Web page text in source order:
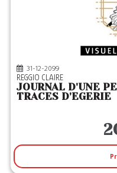
31-12-2099
REGGIO CLAIRE
JOURNAL D'UNE
TRACES D'EGERIE